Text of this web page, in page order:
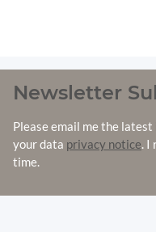
Newsletter
Please email me the
your data privacy notice. I
time.